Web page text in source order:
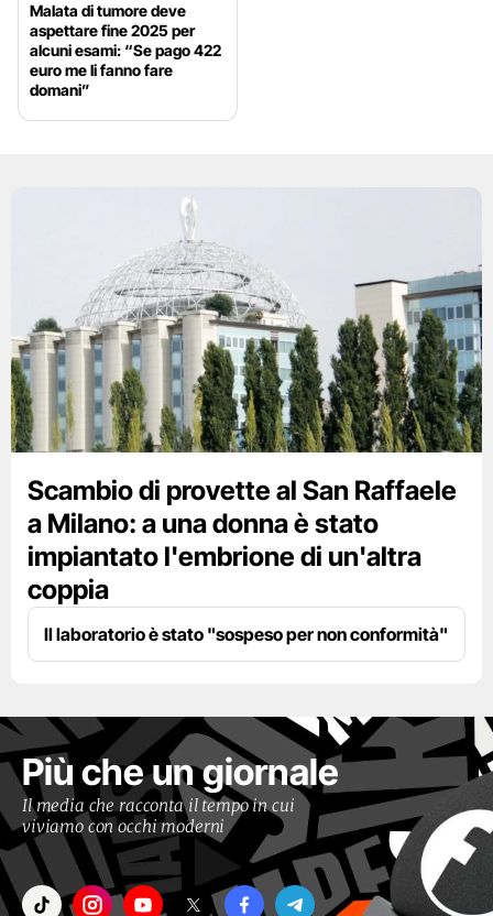
Malata di tumore deve
aspettare fine 2025 per
alcuni esami: “Se pago 422
euro me li fanno fare
domani”
Scambio di provette al San Raffaele
a Milano: a una donna è stato
impiantato l'embrione di un'altra
coppia
Il laboratorio è stato "sospeso per non conformità"
Più che un giornale
Il media che racconta il tempo in cui
viviamo con occhi moderni